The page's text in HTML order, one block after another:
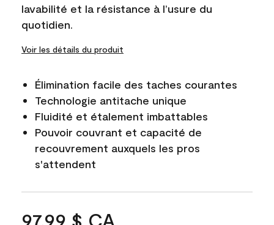
lavabilité et la résistance à l’usure du
quotidien.
Voir les détails du produit
Élimination facile des taches courantes
Technologie antitache unique
Fluidité et étalement imbattables
Pouvoir couvrant et capacité de
recouvrement auxquels les pros
s'attendent
97,99 $ CA